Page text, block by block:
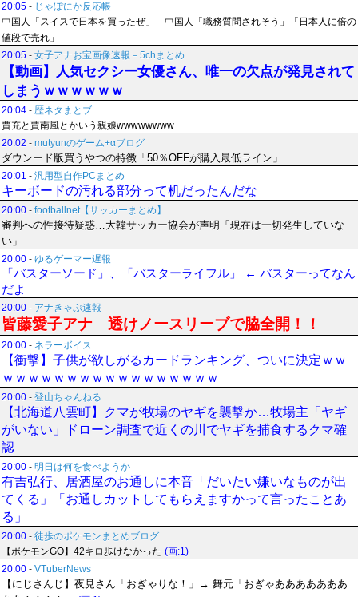
20:05 - じゃぽにか反応帳
中国人「スイスで日本を買ったぜ」 中国人「職務質問されそう」「日本人に倍の
値段で売れ」
20:05 - 女子アナお宝画像速報－5chまとめ
【動画】人気セクシー女優さん、唯一の欠点が発見されて
しまうｗｗｗｗｗｗ
20:04 - 歴ネタまとブ
賈充と賈南風とかいう親娘wwwwwwww
20:02 - mutyunのゲーム+αブログ
ダウンード版買うやつの特徴「50％OFFが購入最低ライン」
20:01 - 汎用型自作PCまとめ
キーボードの汚れる部分って机だったんだな
20:00 - footballnet【サッカーまとめ】
審判への性接待疑惑…大韓サッカー協会が声明「現在は一切発生していな
い」
20:00 - ゆるゲーマー遅報
「バスターソード」、「バスターライフル」 ← バスターってなん
だよ
20:00 - アナきゃぷ速報
皆藤愛子アナ 透けノースリーブで脇全開！！
20:00 - ネラーボイス
【衝撃】子供が欲しがるカードランキング、ついに決定ｗｗ
ｗｗｗｗｗｗｗｗｗｗｗｗｗｗｗｗｗ
20:00 - 登山ちゃんねる
【北海道八雲町】クマが牧場のヤギを襲撃か…牧場主「ヤギ
がいない」ドローン調査で近くの川でヤギを捕食するクマ確
認
20:00 - 明日は何を食べようか
有吉弘行、居酒屋のお通しに本音「だいたい嫌いなものが出
てくる」「お通しカットしてもらえますかって言ったことあ
る」
20:00 - 徒歩のポケモンまとめブログ
【ポケモンGO】42キロ歩けなかった (画:1)
20:00 - VTuberNews
【にじさんじ】夜見さん「おぎゃりな！」→ 舞元「おぎゃあああああああ